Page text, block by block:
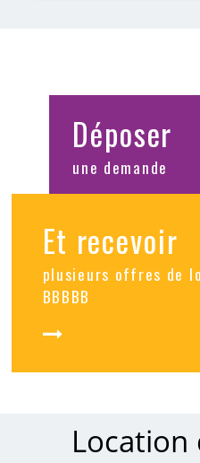
Déposer
une demande
Et recevoir
plusieurs offres de
BBBBB
Location